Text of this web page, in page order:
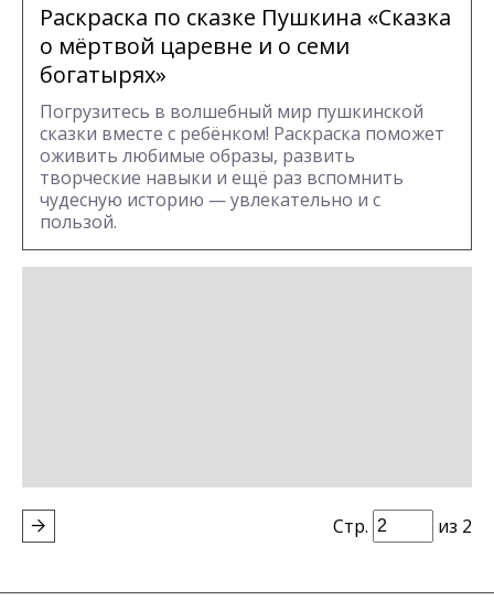
Раскраска по сказке Пушкина «Сказка
о мёртвой царевне и о семи
богатырях»
Погрузитесь в волшебный мир пушкинской
сказки вместе с ребёнком! Раскраска поможет
оживить любимые образы, развить
творческие навыки и ещё раз вспомнить
чудесную историю — увлекательно и с
пользой.
Стр. из 2